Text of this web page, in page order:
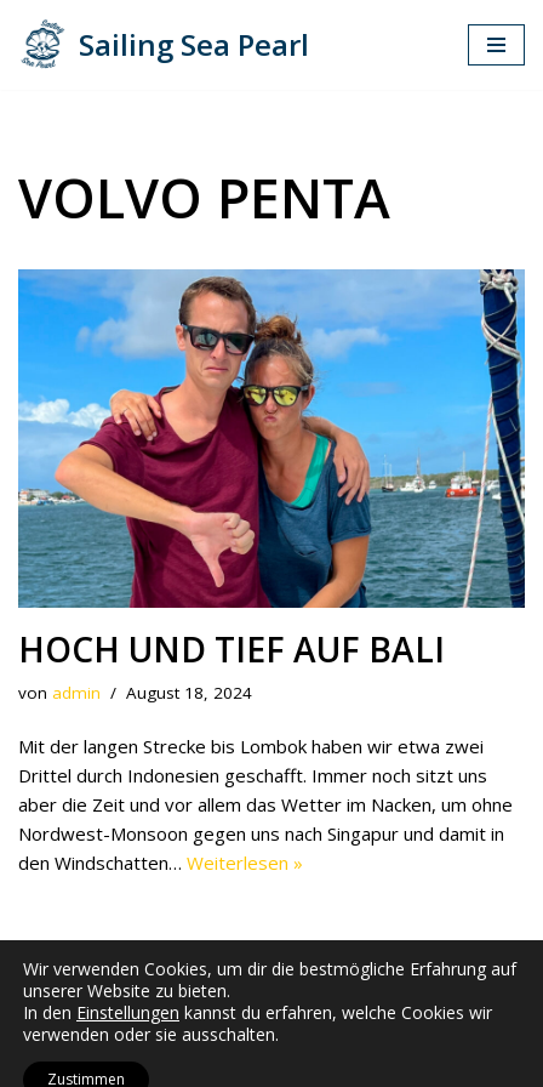
Zum
Sailing Sea Pearl
VOLVO PENTA
HOCH UND TIEF AUF BALI
von admin August 18, 2024
Mit der langen Strecke bis Lombok haben wir etwa zwei
Drittel durch Indonesien geschafft. Immer noch sitzt uns
aber die Zeit und vor allem das Wetter im Nacken, um ohne
Nordwest-Monsoon gegen uns nach Singapur und damit in
den Windschatten… Weiterlesen »
Wir verwenden Cookies, um dir die bestmögliche Erfahrung auf
unserer Website zu bieten.
In den Einstellungen kannst du erfahren, welche Cookies wir
verwenden oder sie ausschalten.
Zustimmen